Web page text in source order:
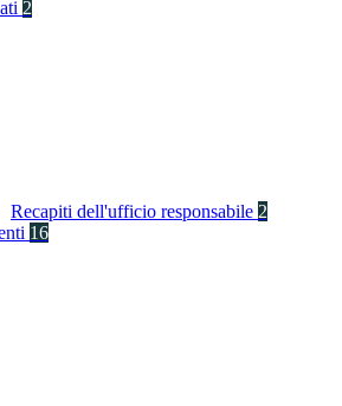
2
Recapiti dell'ufficio responsabile 2
16